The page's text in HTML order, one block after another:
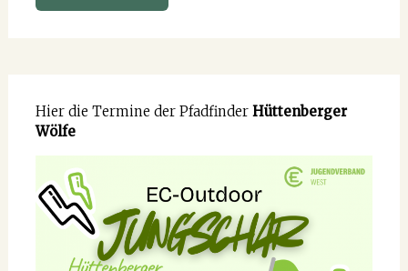
Hier die Termine der Pfadfinder Hüttenberger
Wölfe